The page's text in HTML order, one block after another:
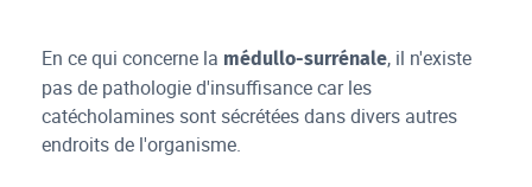
En ce qui concerne la médullo-surrénale, il n'existe
pas de pathologie d'insuffisance car les
catécholamines sont sécrétées dans divers autres
endroits de l'organisme.